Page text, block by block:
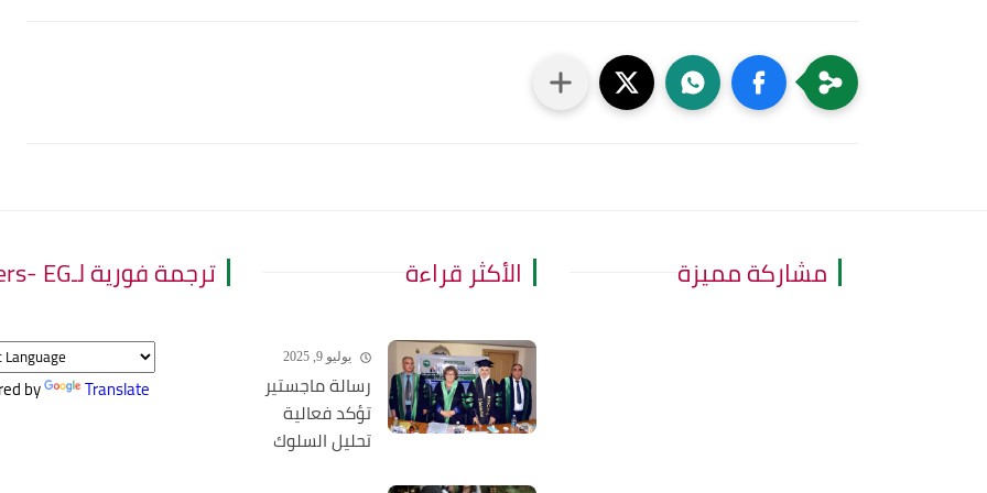
مشاركة مميزة الأكثر قراءة
يوليو 9, 2025
رسالة ماجستير
تؤكد فعالية
تحليل السلوك
ترجمة فورية لـThe Leaders- EG
by Translate